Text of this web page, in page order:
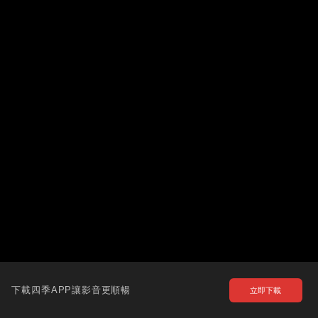
下載四季APP讓影音更順暢 立即下載